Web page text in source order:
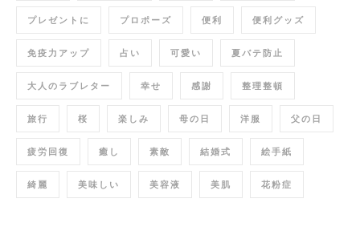
プレゼントに プロポーズ 便利 便利グッズ
免疫力アップ 占い 可愛い 夏バテ防止
大人のラブレター 幸せ 感謝 整理整頓
旅行 桜 楽しみ 母の日 洋服 父の日
疲労回復 癒し 素敵 結婚式 絵手紙
綺麗 美味しい 美容液 美肌 花粉症